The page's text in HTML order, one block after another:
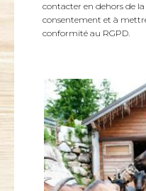
contacter en dehors de
consentement et à
conformité au RGPD.